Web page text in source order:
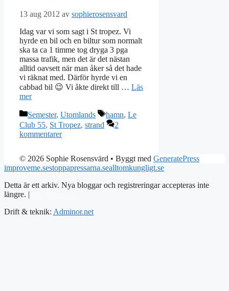
13 aug 2012 av sophierosensvard
Idag var vi som sagt i St tropez. Vi
hyrde en bil och en biltur som normalt
ska ta ca 1 timme tog dryga 3 pga
massa trafik, men det är det nästan
alltid oavsett när man åker så det hade
vi räknat med. Därför hyrde vi en
cabbad bil 😉 Vi åkte direkt till … Läs
mer
Kategorier
Semester, Utomlands Etiketter
hamn, Le
Club 55, St Tropez, strand
2
kommentarer
© 2026 Sophie Rosensvärd • Byggt med GeneratePress
improveme.sestoppapressarna.sealltomkungligt.se
Detta är ett arkiv. Nya bloggar och registreringar accepteras inte
längre. |
Drift & teknik: Adminor.net